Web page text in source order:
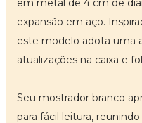
em metal de 4 cm de
expansão em aço.
este modelo adota uma
atualizações na caixa e
Seu mostrador branco
para fácil leitura,